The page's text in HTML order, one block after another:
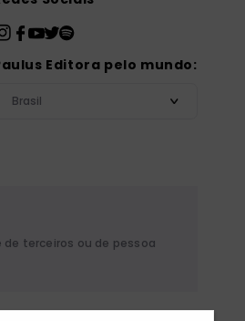
Editora pelo mundo:
Brasil
terceiros ou de pessoa